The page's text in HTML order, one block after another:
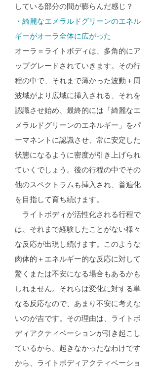
している部分の間が膨らんだ感じ？
・綺麗なエメラルドグリーンのエネル
ギーがオーラ全体に広がった
オーラ＝ライトボディは、多角的にア
ップグレードされていきます。その行
程の中で、それまで薄かった波動＋周
波域がより広域に挿入される、それを
認識させ始め、最終的には「綺麗なエ
メラルドグリーンのエネルギー」をパ
ーマネントに認識させ、常に安定した
状態になるように密度が引き上げられ
ていくでしょう。後の行程の中でその
他のスペクトラムも挿入され、普遍化
を目指して育ち続けます。
ライトボディが活性化される行程で
は、それまで経験したことがない様々
な反応が出現し続けます。このような
肉体的＋エネルギー的な反応に対して
驚くまたは不安になる場合もあるかも
しれません。それらは変化に対する単
なる反応なので、あまり不安に考えな
いのが吉です。その理由は、ライトボ
ディアクティベーションが引き起こし
ているから。起きなかったなわけです
から、ライトボディアクティベーショ